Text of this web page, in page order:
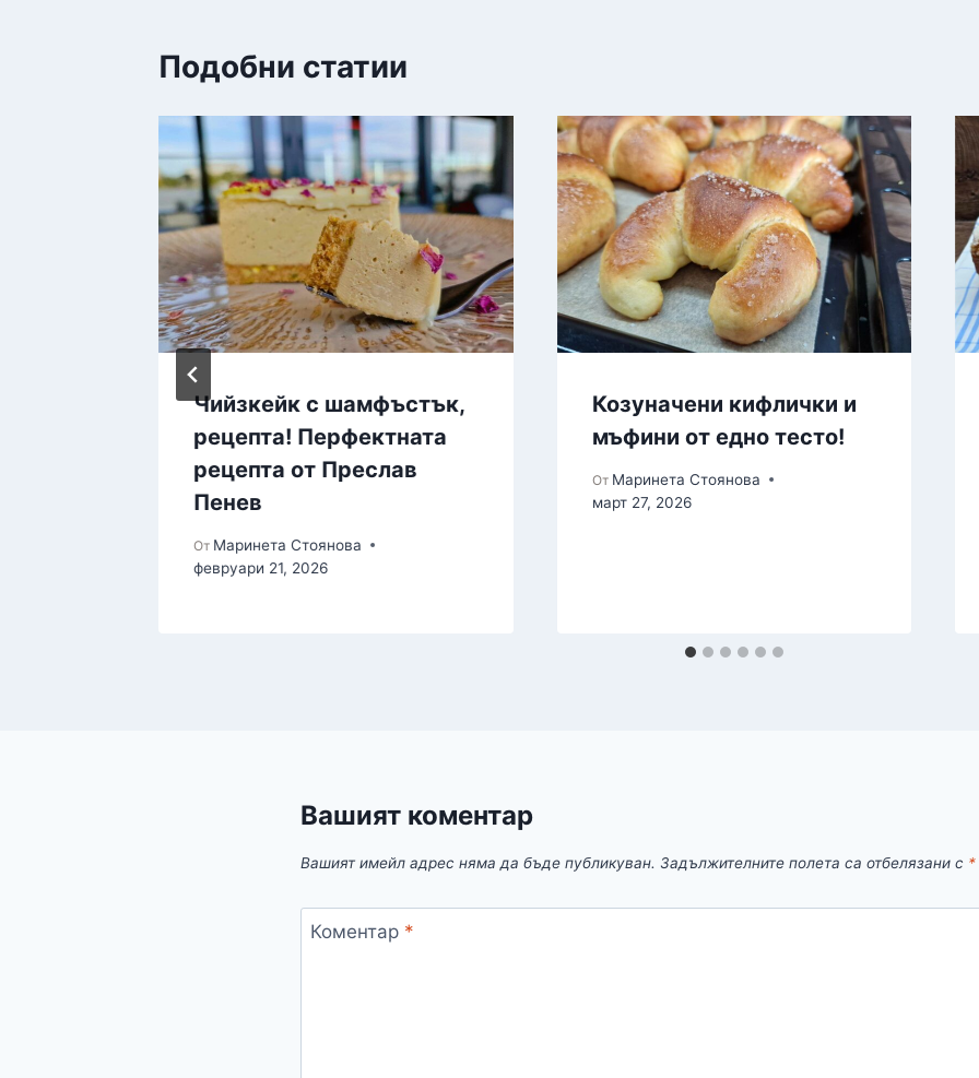
Подобни статии
Чийзкейк с шамфъстък,
рецепта! Перфектната
рецепта от Преслав
Пенев
От Маринета Стоянова
февруари 21, 2026
Козуначени кифлички и
мъфини от едно тесто!
От Маринета Стоянова
март 27, 2026
Вашият коментар
Вашият имейл адрес няма да бъде публикуван. Задължителните полета са отбелязани с *
Коментар *